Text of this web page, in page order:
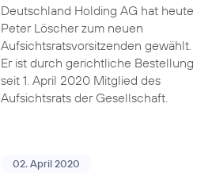
Deutschland Holding AG hat heute
Peter Löscher zum neuen
Aufsichtsratsvorsitzenden gewählt.
Er ist durch gerichtliche Bestellung
seit 1. April 2020 Mitglied des
Aufsichtsrats der Gesellschaft.
02. April 2020